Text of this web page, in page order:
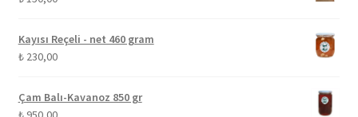
Kayısı Reçeli - net 460 gram
₺230,00
Çam Balı-Kavanoz 850 gr